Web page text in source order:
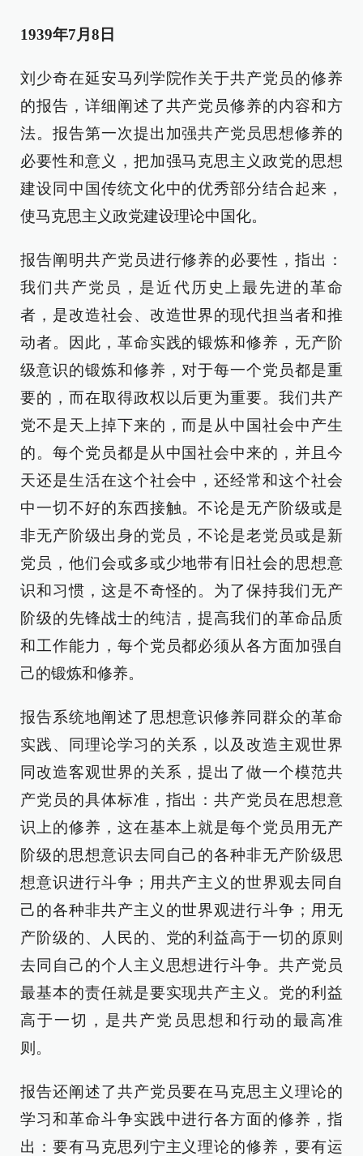
1939年7月8日
刘少奇在延安马列学院作关于共产党员的修养
的报告，详细阐述了共产党员修养的内容和方
法。报告第一次提出加强共产党员思想修养的
必要性和意义，把加强马克思主义政党的思想
建设同中国传统文化中的优秀部分结合起来，
使马克思主义政党建设理论中国化。
报告阐明共产党员进行修养的必要性，指出：
我们共产党员，是近代历史上最先进的革命
者，是改造社会、改造世界的现代担当者和推
动者。因此，革命实践的锻炼和修养，无产阶
级意识的锻炼和修养，对于每一个党员都是重
要的，而在取得政权以后更为重要。我们共产
党不是天上掉下来的，而是从中国社会中产生
的。每个党员都是从中国社会中来的，并且今
天还是生活在这个社会中，还经常和这个社会
中一切不好的东西接触。不论是无产阶级或是
非无产阶级出身的党员，不论是老党员或是新
党员，他们会或多或少地带有旧社会的思想意
识和习惯，这是不奇怪的。为了保持我们无产
阶级的先锋战士的纯洁，提高我们的革命品质
和工作能力，每个党员都必须从各方面加强自
己的锻炼和修养。
报告系统地阐述了思想意识修养同群众的革命
实践、同理论学习的关系，以及改造主观世界
同改造客观世界的关系，提出了做一个模范共
产党员的具体标准，指出：共产党员在思想意
识上的修养，这在基本上就是每个党员用无产
阶级的思想意识去同自己的各种非无产阶级思
想意识进行斗争；用共产主义的世界观去同自
己的各种非共产主义的世界观进行斗争；用无
产阶级的、人民的、党的利益高于一切的原则
去同自己的个人主义思想进行斗争。共产党员
最基本的责任就是要实现共产主义。党的利益
高于一切，是共产党员思想和行动的最高准
则。
报告还阐述了共产党员要在马克思主义理论的
学习和革命斗争实践中进行各方面的修养，指
出：要有马克思列宁主义理论的修养，要有运